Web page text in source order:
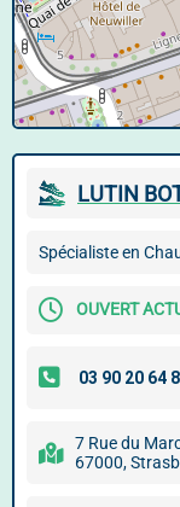
LUTIN
Spécialiste en
OUVERT
7 Rue du
67000,